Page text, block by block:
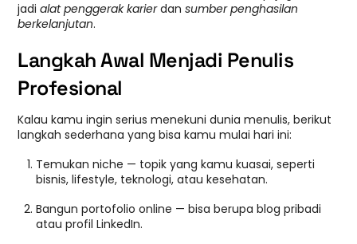
jadialat penggerak karierdansumber penghasilan
berkelanjutan.
Langkah Awal Menjadi Penulis
Profesional
Kalau kamu ingin serius menekuni dunia menulis, berikut
langkah sederhana yang bisa kamu mulai hari ini:
Temukan niche — topik yang kamu kuasai, seperti
bisnis, lifestyle, teknologi, atau kesehatan.
Bangun portofolio online — bisa berupa blog pribadi
atau profil LinkedIn.